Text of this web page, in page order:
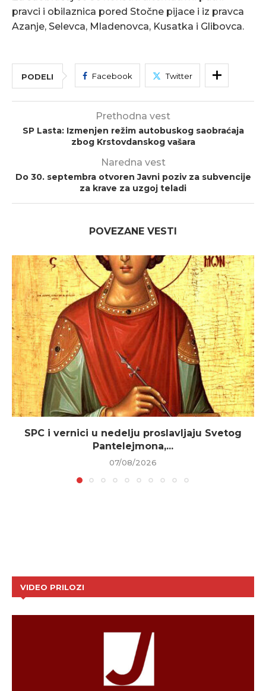
pravci i obilaznica pored Stočne pijace i iz pravca
Azanje, Selevca, Mladenovca, Kusatka i Glibovca.
PODELI Facebook Twitter
Prethodna vest
SP Lasta: Izmenjen režim autobuskog saobraćaja
zbog Krstovdanskog vašara
Naredna vest
Do 30. septembra otvoren Javni poziv za subvencije
za krave za uzgoj teladi
POVEZANE VESTI
SPC i vernici u nedelju proslavljaju Svetog
Pantelejmona,...
07/08/2026
VIDEO PRILOZI